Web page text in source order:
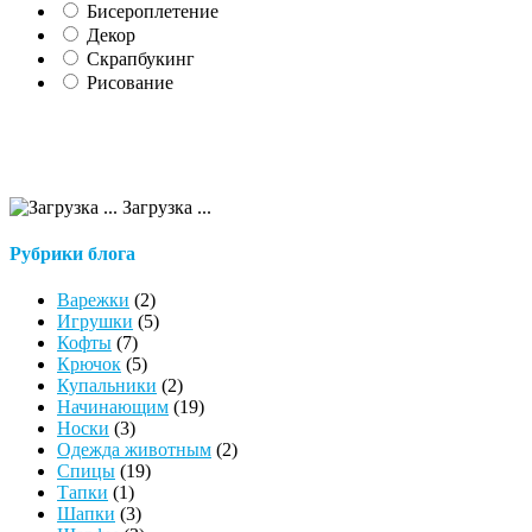
Бисероплетение
Декор
Скрапбукинг
Рисование
Загрузка ...
Рубрики блога
Варежки (2)
Игрушки (5)
Кофты (7)
Крючок (5)
Купальники (2)
Начинающим (19)
Носки (3)
Одежда животным (2)
Спицы (19)
Тапки (1)
Шапки (3)